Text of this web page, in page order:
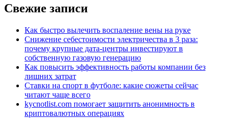
Свежие записи
Как быстро вылечить воспаление вены на руке
Снижение себестоимости электричества в 3 раза:
почему крупные дата-центры инвестируют в
собственную газовую генерацию
Как повысить эффективность работы компании без
лишних затрат
Ставки на спорт в футболе: какие сюжеты сейчас
читают чаще всего
kycnotlist.com помогает защитить анонимность в
криптовалютных операциях